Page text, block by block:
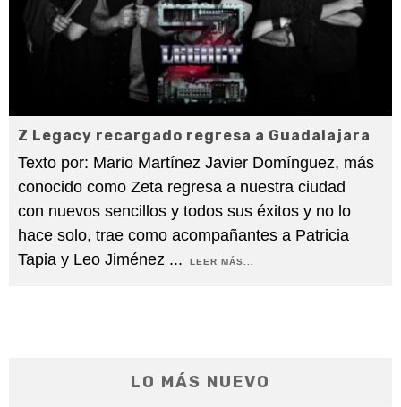
Z Legacy recargado regresa a Guadalajara
Texto por: Mario Martínez Javier Domínguez, más
conocido como Zeta regresa a nuestra ciudad
con nuevos sencillos y todos sus éxitos y no lo
hace solo, trae como acompañantes a Patricia
Tapia y Leo Jiménez ... LEER MÁS...
LO MÁS NUEVO